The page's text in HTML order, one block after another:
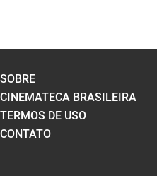
SOBRE
CINEMATECA BRASILEIRA
TERMOS DE USO
CONTATO